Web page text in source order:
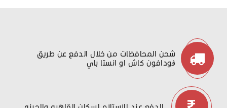
شحن المحافظات من خلال الدفع عن طريق
ڤودافون كاش او انستا باي